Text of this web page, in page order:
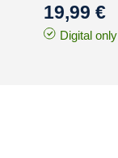
19,99 €
Digital only